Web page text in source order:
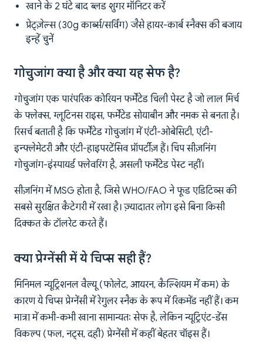
खाने के 2 घंटे बाद ब्लड शुगर मॉनिटर करें
प्रेट्ज़ेल्स (30g कार्ब्स/सर्विंग) जैसे हायर-कार्ब स्नैक्स की बजाय
इन्हें चुनें
गोचुजांग क्या है और क्या यह सेफ है?
गोचुजांग एक पारंपरिक कोरियन फर्मेंटेड चिली पेस्ट है जो लाल मिर्च
के फ्लेक्स, ग्लूटिनस राइस, फर्मेंटेड सोयाबीन और नमक से बनता है।
रिसर्च बताती है कि फर्मेंटेड गोचुजांग में एंटी-ओबेसिटी, एंटी-
इन्फ्लेमेटरी और एंटी-हाइपरटेंसिव प्रॉपर्टीज़ हैं। चिप सीज़निंग
गोचुजांग-इंस्पायर्ड फ्लेवरिंग है, असली फर्मेंटेड पेस्ट नहीं।
सीज़निंग में MSG होता है, जिसे WHO/FAO ने फूड एडिटिव्स की
सबसे सुरक्षित कैटेगरी में रखा है। ज़्यादातर लोग इसे बिना किसी
दिक्कत के टॉलरेट करते हैं।
क्या प्रेग्नेंसी में ये चिप्स सही हैं?
मिनिमल न्यूट्रिशनल वैल्यू (फोलेट, आयरन, कैल्शियम में कम) के
कारण ये चिप्स प्रेग्नेंसी में रेगुलर स्नैक के रूप में रिकमेंड नहीं हैं। कम
मात्रा में कभी-कभी खाना सामान्यतः सेफ है, लेकिन न्यूट्रिएंट-डेंस
विकल्प (फल, नट्स, दही) प्रेग्नेंसी में कहीं बेहतर चॉइस हैं।